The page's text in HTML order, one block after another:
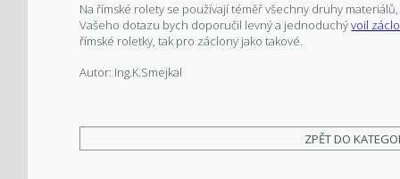
Na římské rolety se používají téměř všechny druhy
Vašeho dotazu bych doporučil levný a jednoduchývoil
římské roletky, tak pro záclony jako takové.
Autor: Ing.K.Smejkal
ZPĚT DO